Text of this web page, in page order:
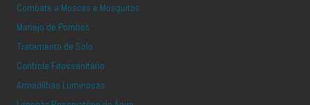
Combate a Moscas e Mosquitos
Manejo de Pombos
Tratamento de Solo
Controle Fitossanitário
Armadilhas Luminosas